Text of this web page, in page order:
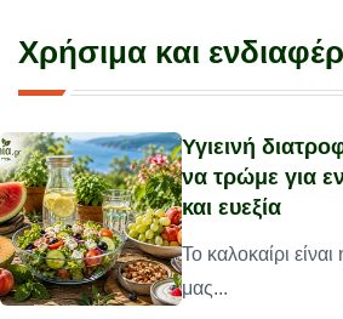
Χρήσιμα και
Υγιεινή
να τρώμε για
και ευεξία
Το καλοκαίρι
μας...